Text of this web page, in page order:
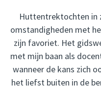
Huttentrektochten in
omstandigheden met
zijn favoriet. Het
met mijn baan als
wanneer de kans zich
het liefst buiten in de